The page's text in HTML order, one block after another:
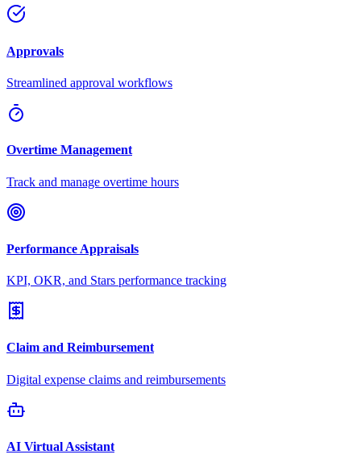
Approvals
Streamlined approval workflows
Overtime Management
Track and manage overtime hours
Performance Appraisals
KPI, OKR, and Stars performance tracking
Claim and Reimbursement
Digital expense claims and reimbursements
AI Virtual Assistant